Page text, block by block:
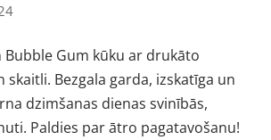
Gum kūku ar drukāto
skaitli. Bezgala garda, izskatīga un
dzimšanas dienas svinībās,
Paldies par ātro pagatavošanu!